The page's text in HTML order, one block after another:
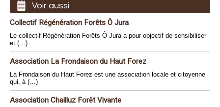
Voir aussi
Collectif Régénération Forêts Ô Jura
Le collectif Régénération Forêts Ô Jura a pour objectif de sensibiliser
et (…)
Association La Frondaison du Haut Forez
La Frondaison du Haut Forez est une association locale et citoyenne
qui, à (…)
Association Chailluz Forêt Vivante